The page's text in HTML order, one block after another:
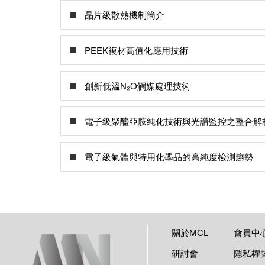
晶片級散熱機制簡介
PEEK複材高值化應用技術
創新低溫N₂O觸媒處理技術
電子級聚醯亞胺純化技術與光譜監控之整合解
電子級氣體與特用化學品的高純度檢測趨勢
關於MCL
會員中
研討會
隱私權